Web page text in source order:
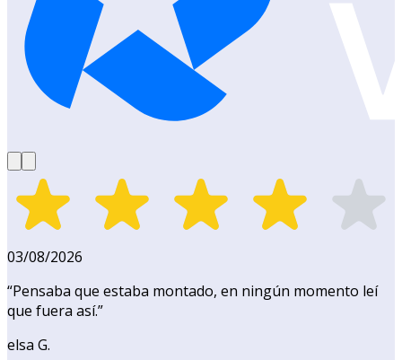
03/08/2026
“Pensaba que estaba montado, en ningún momento leí
que fuera así.”
elsa G.